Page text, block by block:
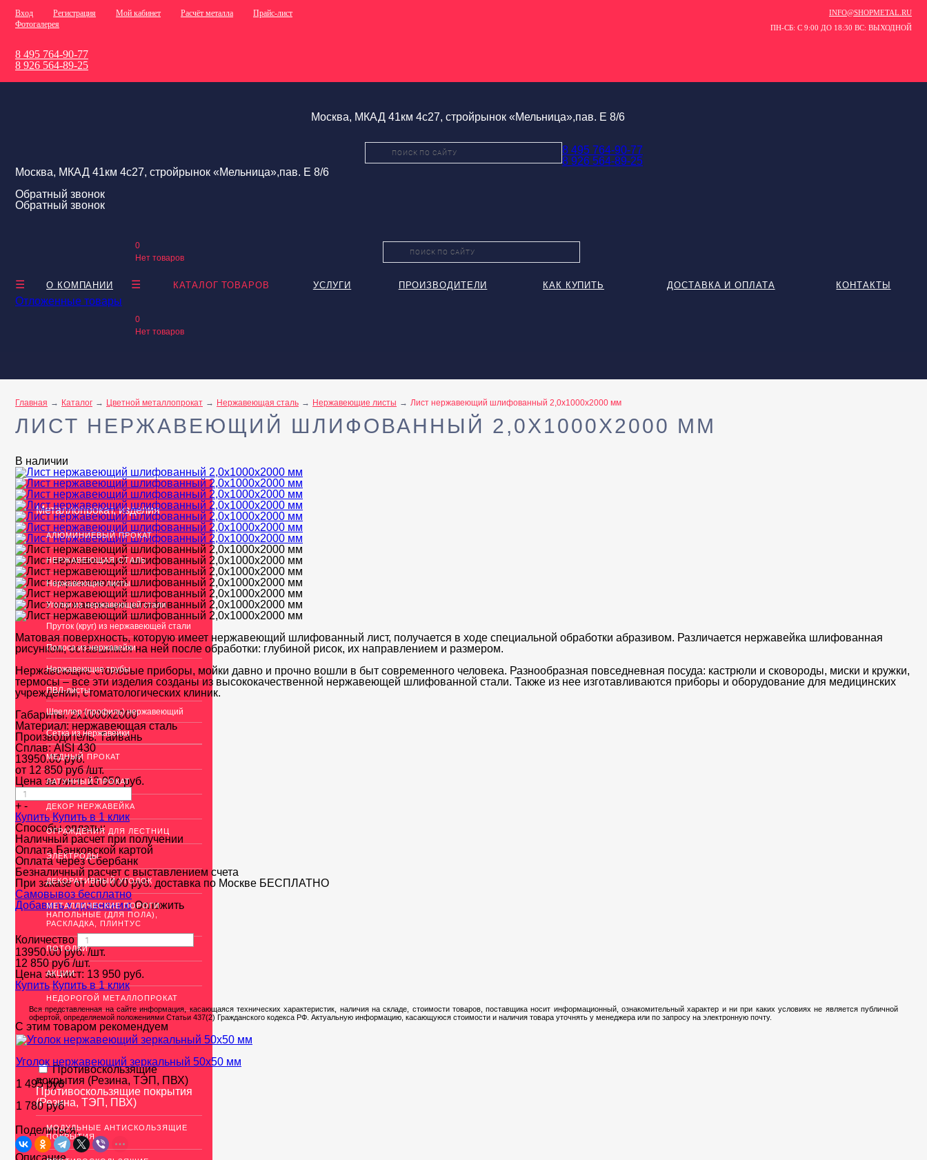
Вход Регистрация Мой кабинет Расчёт металла
Прайс-лист
Фотогалерея
INFO@SHOPMETAL.RU
ПН-СБ: С 9:00 ДО 18:30 ВС: ВЫХОДНОЙ
8 495 764-90-77
8 926 564-89-25
Москва, МКАД 41км 4с27, стройрынок «Мельница»,пав. Е 8/6
8 495 764-90-77
8 926 564-89-25
Москва, МКАД 41км 4с27, стройрынок «Мельница»,пав. Е 8/6
Обратный звонок
Обратный звонок
0
Нет товаров
О КОМПАНИИ КАТАЛОГ ТОВАРОВ УСЛУГИ ПРОИЗВОДИТЕЛИ КАК КУПИТЬ ДОСТАВКА И ОПЛАТА КОНТАКТЫ
Отложенные товары
0
Нет товаров
Главная Каталог Цветной металлопрокат Нержавеющая сталь Нержавеющие листы Лист нержавеющий шлифованный 2,0х1000х2000 мм
ЛИСТ НЕРЖАВЕЮЩИЙ ШЛИФОВАННЫЙ 2,0Х1000Х2000 ММ
Металлопрокат, изделия
АЛЮМИНИЕВЫЙ ПРОКАТ
НЕРЖАВЕЮЩАЯ СТАЛЬ
Нержавеющие листы
Уголки из нержавеющей стали
Пруток (круг) из нержавеющей стали
Полоса из нержавейки
Нержавеющие трубы
ПВЛ-листы
Швеллер (профиль) нержавеющий
Сетка из нержавейки
МЕДНЫЙ ПРОКАТ
ЛАТУННЫЙ ПРОКАТ
ДЕКОР НЕРЖАВЕЙКА
ОГРАЖДЕНИЯ ДЛЯ ЛЕСТНИЦ
ЭЛЕКТРОДЫ
ДЕКОРАТИВНЫЙ УГОЛОК
МЕТАЛЛИЧЕСКИЕ ПОРОГИ
НАПОЛЬНЫЕ (ДЛЯ ПОЛА),
РАСКЛАДКА, ПЛИНТУС
ПОТОЛКИ
АКЦИИ
НЕДОРОГОЙ МЕТАЛЛОПРОКАТ
Противоскользящие
покрытия (Резина, ТЭП, ПВХ)
Противоскользящие покрытия
(Резина, ТЭП, ПВХ)
МОДУЛЬНЫЕ АНТИСКОЛЬЗЯЩИЕ
ПОКРЫТИЯ
В наличии
Матовая поверхность, которую имеет нержавеющий шлифованный лист, получается в ходе специальной обработки абразивом. Различается нержавейка шлифованная
рисунком, оставшимся на ней после обработки: глубиной рисок, их направлением и размером.
Нержавеющие столовые приборы, мойки давно и прочно вошли в быт современного человека. Разнообразная повседневная посуда: кастрюли и сковороды, миски и кружки,
термосы – все эти изделия созданы из высококачественной нержавеющей шлифованной стали. Также из нее изготавливаются приборы и оборудование для медицинских
учреждений, стоматологических клиник.
Габариты:2х1000х2000
Материал:нержавеющая сталь
Производитель:Тайвань
Сплав:AISI 430
13950.00руб.
от 12 850 руб /шт.
Цена за лист:13 950руб.
+ -
Купить Купить в 1 клик
Способы оплаты:
Наличный расчет при получении
Оплата Банковской картой
Оплата через Сбербанк
Безналичный расчет с выставлением счета
При заказе от 100 000 руб. доставка по Москве БЕСПЛАТНО
Cамовывоз бесплатно
Добавить к сравнению Отложить
Количество
13950.00руб. /шт.
12 850 руб/шт.
Цена за лист: 13 950 руб.
Купить Купить в 1 клик
Вся представленная на сайте информация, касающаяся технических характеристик, наличия на складе, стоимости товаров, поставщика носит информационный, ознакомительный характер и ни при каких условиях не является публичной
офертой, определяемой положениями Статьи 437(2) Гражданского кодекса РФ. Актуальную информацию, касающуюся стоимости и наличия товара уточнять у менеджера или по запросу на электронную почту.
С этим товаром рекомендуем
Уголок нержавеющий зеркальный 50х50 мм
1 495 руб
1 780 руб
Поделиться:
Описание